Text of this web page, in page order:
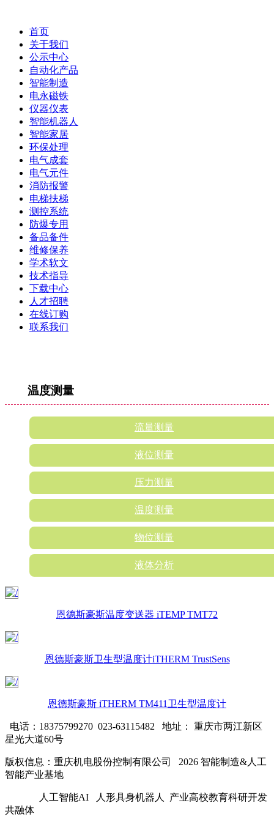
首页
关于我们
公示中心
自动化产品
智能制造
电永磁铁
仪器仪表
智能机器人
智能家居
环保处理
电气成套
电气元件
消防报警
电梯扶梯
测控系统
防爆专用
备品备件
维修保养
学术软文
技术指导
下载中心
人才招聘
在线订购
联系我们
温度测量
流量测量
液位测量
压力测量
温度测量
物位测量
液体分析
恩德斯豪斯温度变送器 iTEMP TMT72
恩德斯豪斯卫生型温度计iTHERM TrustSens
恩德斯豪斯 iTHERM TM411卫生型温度计
电话：18375799270 023-63115482 地址： 重庆市两江新区
星光大道60号
版权信息：重庆机电股份控制有限公司 2026 智能制造&人工
智能产业基地
人工智能AI 人形具身机器人 产业高校教育科研开发
共融体